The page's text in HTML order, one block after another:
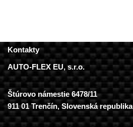
Kontakty
AUTO-FLEX EU, s.r.o.
Štúrovo námestie 6478/11
911 01 Trenčín, Slovenská republika